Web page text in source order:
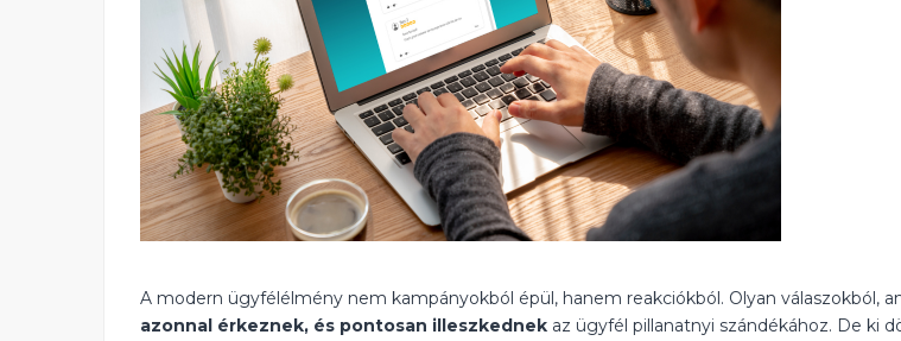
A modern ügyfélélmény nem kampányokból épül, hanem reakciókból. Olyan válaszokból,
azonnal érkeznek, és pontosan illeszkednek az ügyfél pillanatnyi szándékához. De ki